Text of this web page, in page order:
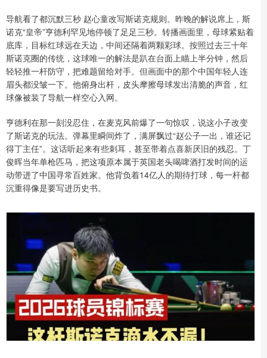
导航看了都沉默三秒 赵心童改写斯诺克规则。昨晚的解说席上，斯
诺克“皇帝”亨德利罕见地停顿了足足三秒。转播画面里，母球紧贴着
底库，目标红球远在天边，中间还隔着两颗彩球。按照过去三十年
斯诺克圈的传统，这球唯一的解法是趴在台面上瞄上半分钟，然后
轻轻推一杆防守，把难题留给对手。但画面中的那个中国年轻人连
眉头都没皱一下。他俯身出杆，皮头摩擦母球发出清脆的声音，红
球像被装了导航一样空心入网。
亨德利在那一刻没忍住，在麦克风前爆了一句惊叹，说这小子改变
了斯诺克的玩法。弹幕里瞬间炸了，满屏飘过“赵公子一出，谁还记
得丁主任”。这话听起来有些刺耳，甚至带着点喜新厌旧的残忍。丁
俊晖当年单枪匹马，把这项原本属于英国老头喝啤酒打发时间的运
动带进了中国寻常百姓家。他背负着14亿人的期待打球，每一杆都
沉重得像是要写进历史书。